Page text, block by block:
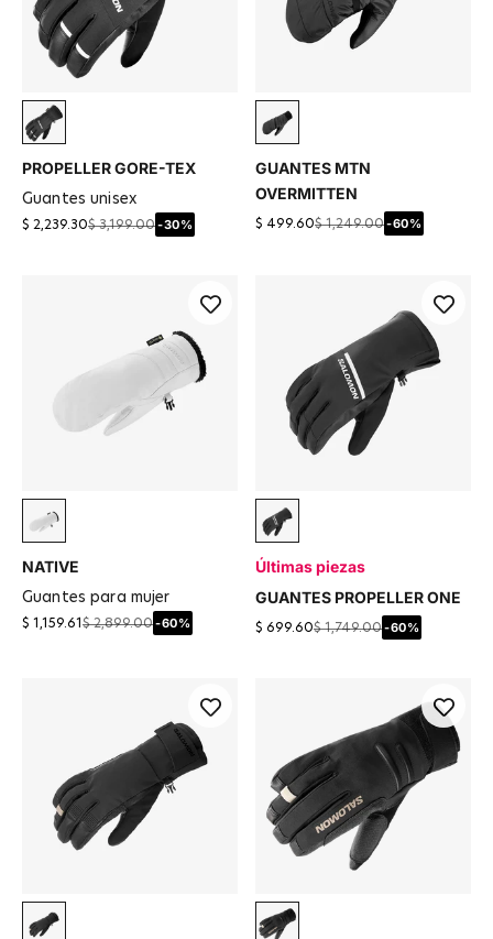
Negro
PROPELLER GORE-TEX
guantes unisex
$ 2,239.30$ 3,199.00-30%
Negro
GUANTES MTN
OVERMITTEN
$ 499.60$ 1,249.00-60%
Blanco
NATIVE
guantes para mujer
$ 1,159.61 $ 2,899.00-60%
Negro
Últimas piezas
GUANTES PROPELLER ONE
$ 699.60$ 1,749.00-60%
Negro Deep Black